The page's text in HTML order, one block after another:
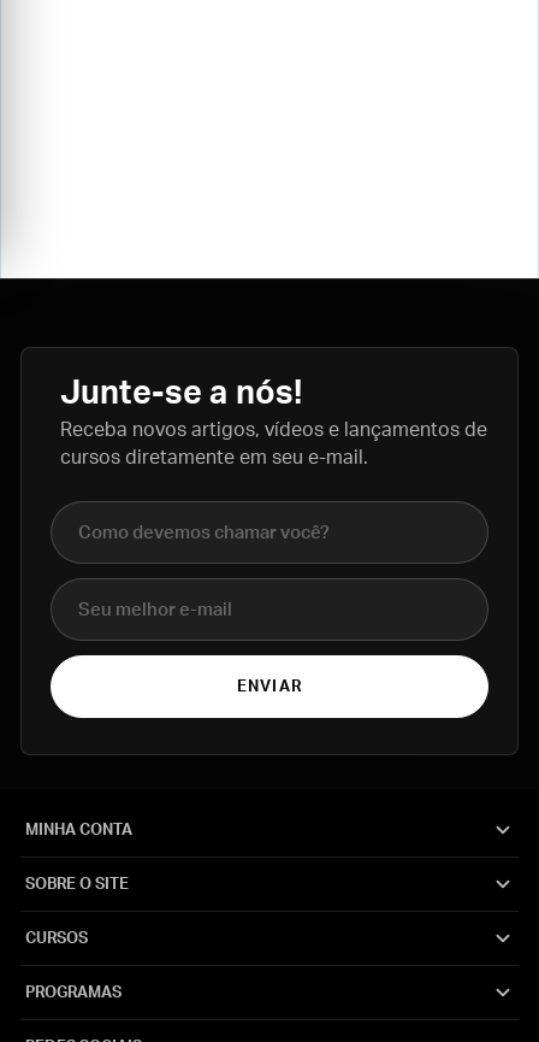
Junte-se a nós!
Receba novos artigos, vídeos e lançamentos de
cursos diretamente em seu e-mail.
Nome completo
E-mail
ENVIAR
MINHA CONTA
SOBRE O SITE
CURSOS
PROGRAMAS